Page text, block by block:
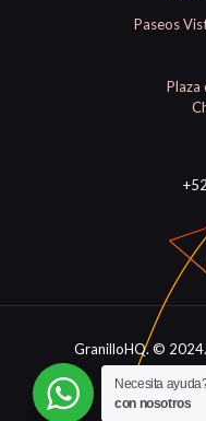
Paseos
Plaza
GranilloHQ. ©
Necesita
con nosotros